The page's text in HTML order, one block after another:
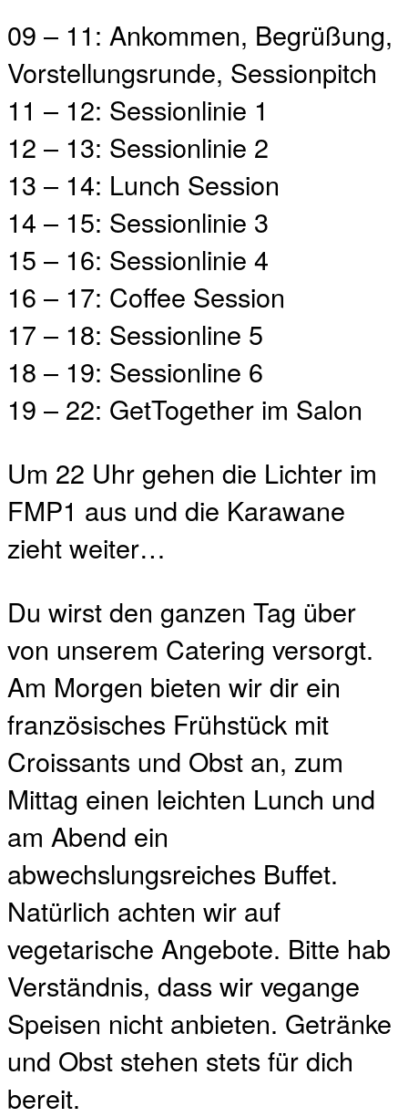
09 – 11: Ankommen, Begrüßung,
Vorstellungsrunde, Sessionpitch
11 – 12: Sessionlinie 1
12 – 13: Sessionlinie 2
13 – 14: Lunch Session
14 – 15: Sessionlinie 3
15 – 16: Sessionlinie 4
16 – 17: Coffee Session
17 – 18: Sessionline 5
18 – 19: Sessionline 6
19 – 22: GetTogether im Salon
Um 22 Uhr gehen die Lichter im
FMP1 aus und die Karawane
zieht weiter…
Du wirst den ganzen Tag über
von unserem Catering versorgt.
Am Morgen bieten wir dir ein
französisches Frühstück mit
Croissants und Obst an, zum
Mittag einen leichten Lunch und
am Abend ein
abwechslungsreiches Buffet.
Natürlich achten wir auf
vegetarische Angebote. Bitte hab
Verständnis, dass wir vegange
Speisen nicht anbieten. Getränke
und Obst stehen stets für dich
bereit.